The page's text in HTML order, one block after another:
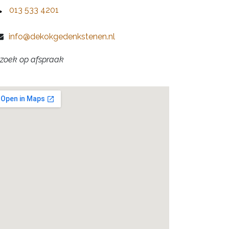
​013 533 4201
info@dekokgedenkstenen.nl
op afspraak